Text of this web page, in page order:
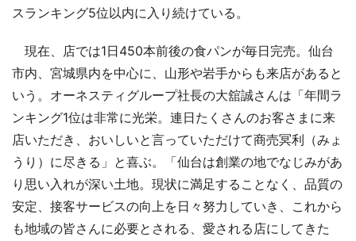
スランキング5位以内に入り続けている。
現在、店では1日450本前後の食パンが毎日完売。仙台
市内、宮城県内を中心に、山形や岩手からも来店があると
いう。オーネスティグループ社長の大舘誠さんは「年間ラ
ンキング1位は非常に光栄。連日たくさんのお客さまに来
店いただき、おいしいと言っていただけて商売冥利（みょ
うり）に尽きる」と喜ぶ。「仙台は創業の地でなじみがあ
り思い入れが深い土地。現状に満足することなく、品質の
安定、接客サービスの向上を日々努力していき、これから
も地域の皆さんに必要とされる、愛される店にしてきた